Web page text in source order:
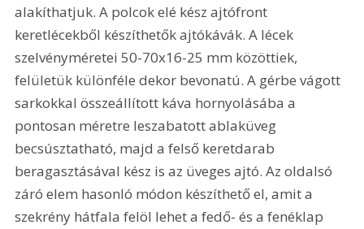
alakíthatjuk. A polcok elé kész ajtófront
keretlécekből készíthetők ajtókávák. A lécek
szelvényméretei 50-70x16-25 mm közöttiek,
felületük különféle dekor bevonatú. A gérbe vágott
sarkokkal összeállított káva hornyolásába a
pontosan méretre leszabatott ablaküveg
becsúsztatható, majd a felső keretdarab
beragasztásával kész is az üveges ajtó. Az oldalsó
záró elem hasonló módon készíthető el, amit a
szekrény hátfala felöl lehet a fedő- és a fenéklap